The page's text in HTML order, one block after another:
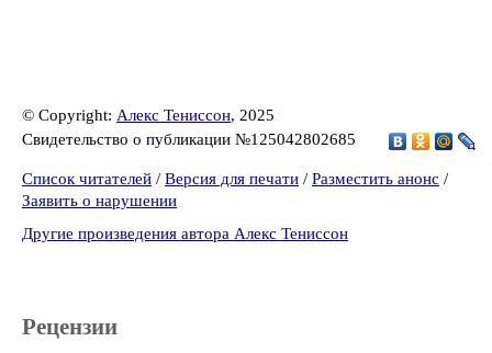
© Copyright: Алекс Тениссон, 2025
Свидетельство о публикации №125042802685
Список читателей / Версия для печати / Разместить анонс /
Заявить о нарушении
Другие произведения автора Алекс Тениссон
Рецензии